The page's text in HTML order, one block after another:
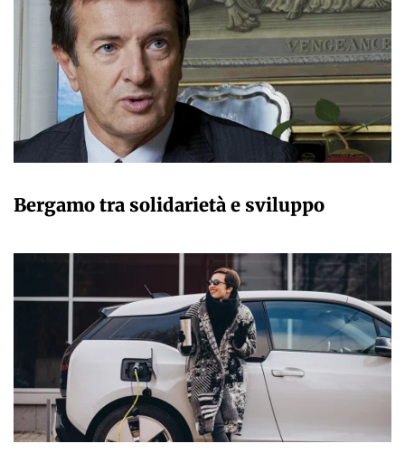
Bergamo tra solidarietà e sviluppo